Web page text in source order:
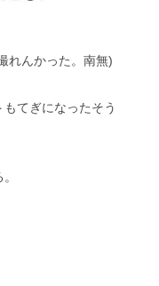
れんかった。南無)
てぎになったそう